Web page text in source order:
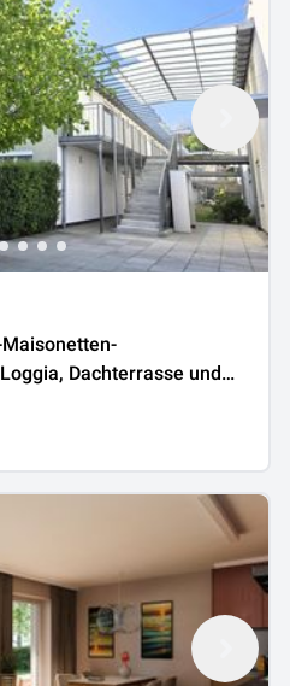
Dachterrasse und
Stelzhamerstraße!